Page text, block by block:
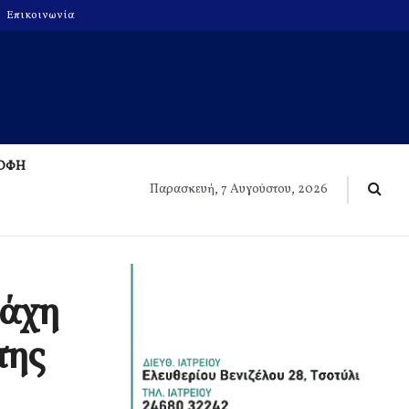
Επικοινωνία
Παρασκευή, 7 Αυγούστου, 2026